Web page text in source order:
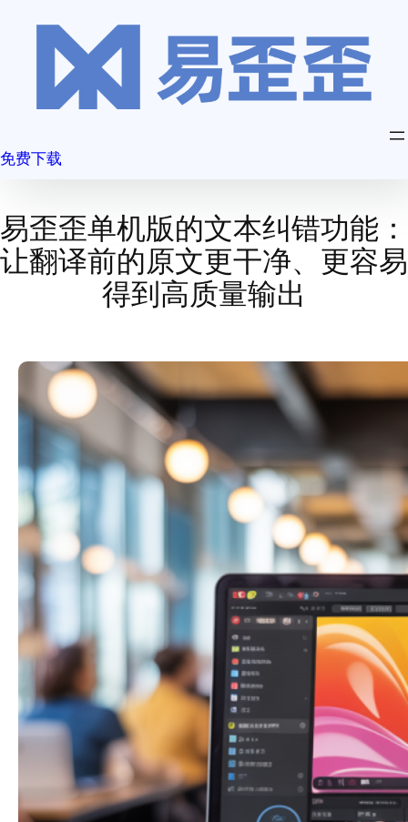
免费下载
易歪歪单机版的文本纠错功能：
让翻译前的原文更干净、更容易
得到高质量输出